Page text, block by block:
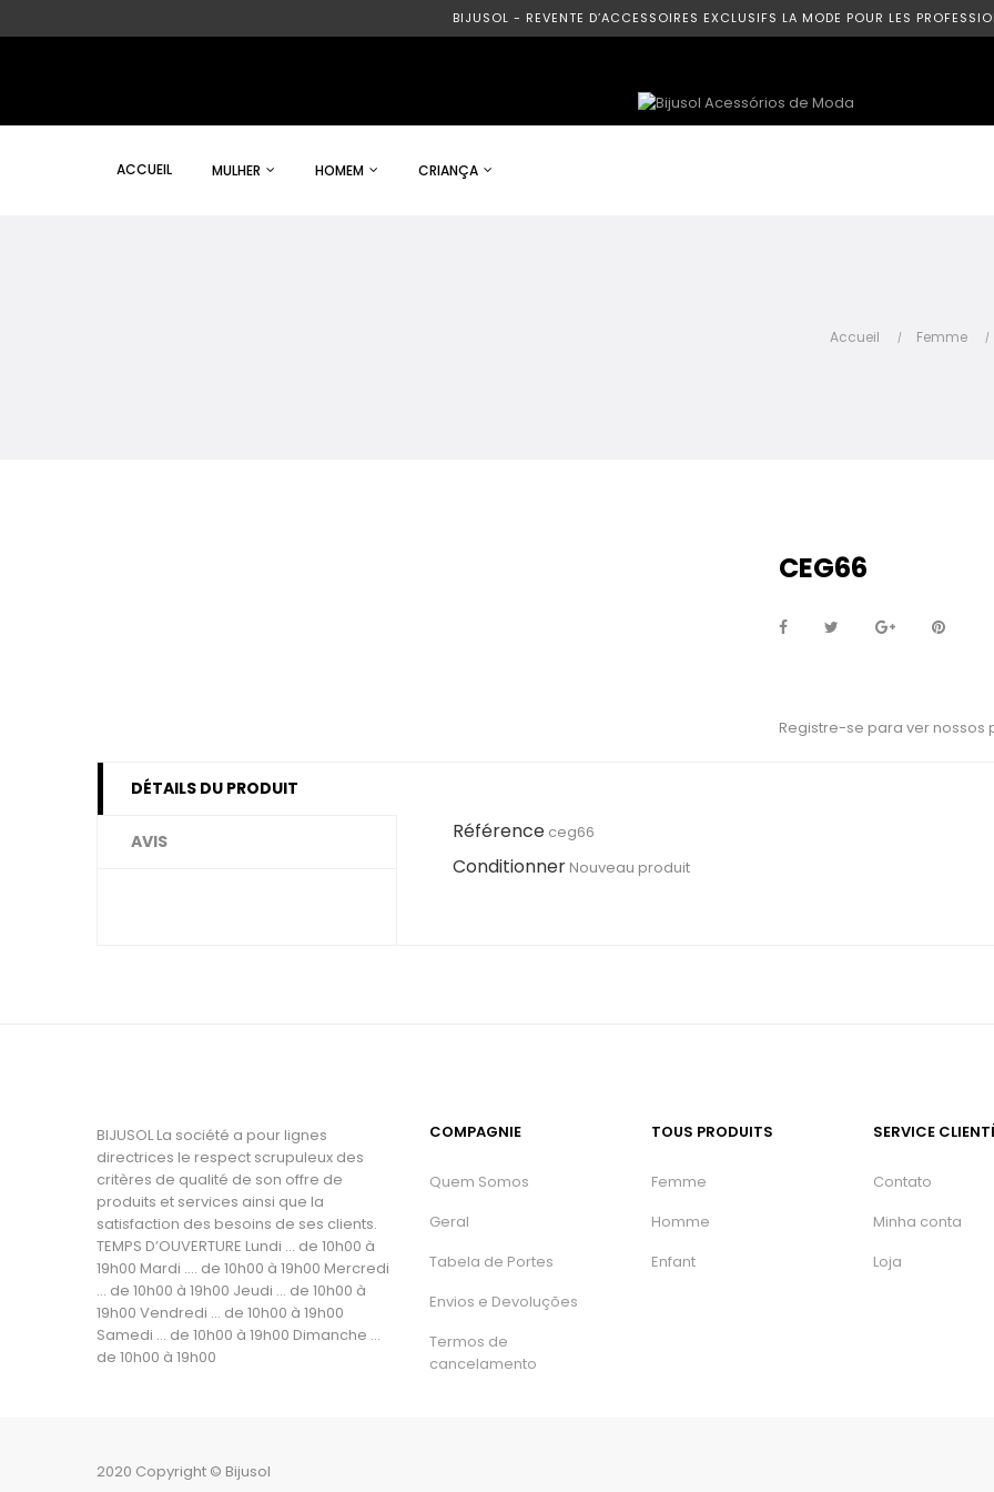
BIJUSOL - REVENTE D’ACCESSOIRES EXCLUSIFS LA MODE POUR LES
ACCUEIL MULHER HOMEM CRIANÇA
Accueil Femme
CEG66
Registre-se para ver nossos
DÉTAILS DU PRODUIT
AVIS Référence ceg66
Conditionner Nouveau produit
BIJUSOL La société a pour lignes
directrices le respect scrupuleux des
critères de qualité de son offre de
produits et services ainsi que la
satisfaction des besoins de ses clients.
TEMPS D’OUVERTURE Lundi ... de 10h00 à
19h00 Mardi .... de 10h00 à 19h00 Mercredi
... de 10h00 à 19h00 Jeudi ... de 10h00 à
19h00 Vendredi ... de 10h00 à 19h00
Samedi ... de 10h00 à 19h00 Dimanche ...
de 10h00 à 19h00
COMPAGNIE
Quem Somos
Geral
Tabela de Portes
Envios e Devoluções
Termos de
cancelamento
TOUS PRODUITS
Femme
Homme
Enfant
SERVICE
Contato
Minha conta
Loja
2020 Copyright © Bijusol